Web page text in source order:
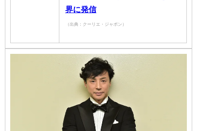
界に発信
（出典：クーリエ・ジャポン）